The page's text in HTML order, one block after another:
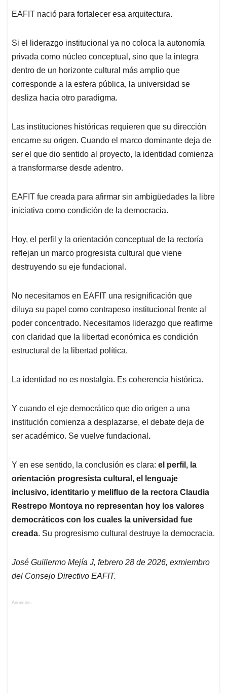
EAFIT nació para fortalecer esa arquitectura.
Si el liderazgo institucional ya no coloca la autonomía
privada como núcleo conceptual, sino que la integra
dentro de un horizonte cultural más amplio que
corresponde a la esfera pública, la universidad se
desliza hacia otro paradigma.
Las instituciones históricas requieren que su dirección
encarne su origen. Cuando el marco dominante deja de
ser el que dio sentido al proyecto, la identidad comienza
a transformarse desde adentro.
EAFIT fue creada para afirmar sin ambigüedades la libre
iniciativa como condición de la democracia.
Hoy, el perfil y la orientación conceptual de la rectoría
reflejan un marco progresista cultural que viene
destruyendo su eje fundacional.
No necesitamos en EAFIT una resignificación que
diluya su papel como contrapeso institucional frente al
poder concentrado. Necesitamos liderazgo que reafirme
con claridad que la libertad económica es condición
estructural de la libertad política.
La identidad no es nostalgia. Es coherencia histórica.
Y cuando el eje democrático que dio origen a una
institución comienza a desplazarse, el debate deja de
ser académico. Se vuelve fundacional .
Y en ese sentido, la conclusión es clara: el perfil, la
orientación progresista cultural, el lenguaje
inclusivo, identitario y melifluo de la rectora Claudia
Restrepo Montoya no representan hoy los valores
democráticos con los cuales la universidad fue
creada. Su progresismo cultural destruye la democracia.
José Guillermo Mejía J, febrero 28 de 2026, exmiembro
del Consejo Directivo EAFIT.
Anuncios.